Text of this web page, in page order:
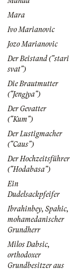
Mara
Ivo Marianovic
Jozo Marianovic
Der Beistand ("stari
svat")
Die Brautmutter
("Jengjya")
Der Gevatter
("Kum")
Der Lustigmacher
("Caus")
Der Hochzeitsführer
("Hodabasa")
Ein
Dudelsackpfeifer
Ibrahinbey, Spahic,
mohamedanischer
Grundherr
Milos Dabsic,
orthodoxer
Grundbesitzer aus